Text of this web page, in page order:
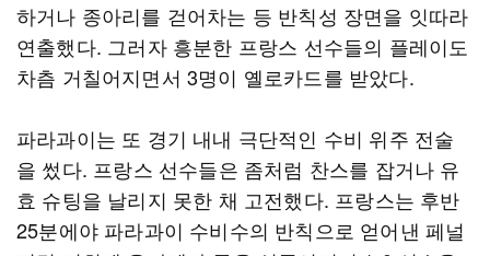
하거나 종아리를 걷어차는 등 반칙성 장면을 잇따라
연출했다. 그러자 흥분한 프랑스 선수들의 플레이도
차츰 거칠어지면서 3명이 옐로카드를 받았다.
파라과이는 또 경기 내내 극단적인 수비 위주 전술
을 썼다. 프랑스 선수들은 좀처럼 찬스를 잡거나 유
효 슈팅을 날리지 못한 채 고전했다. 프랑스는 후반
25분에야 파라과이 수비수의 반칙으로 얻어낸 페널